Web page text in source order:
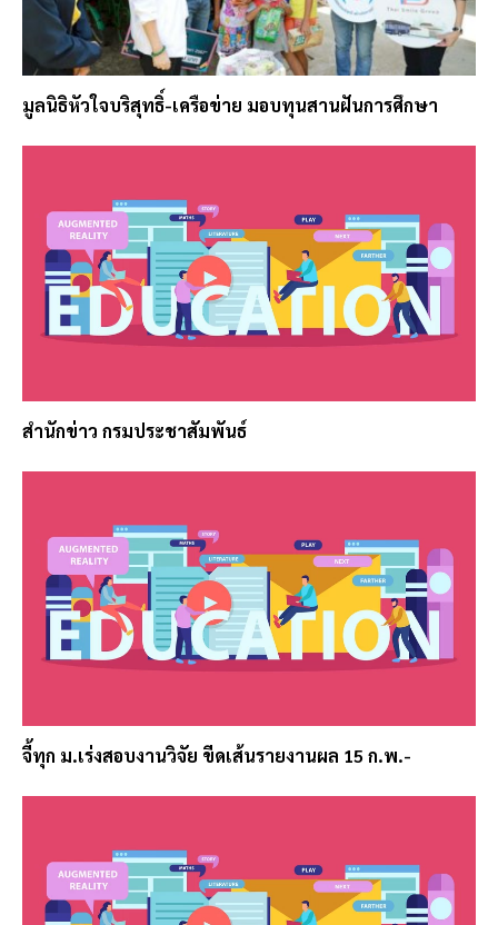
มูลนิธิหัวใจบริสุทธิ์-เครือข่าย มอบทุนสานฝันการศึกษา
สำนักข่าว กรมประชาสัมพันธ์
จี้ทุก ม.เร่งสอบงานวิจัย ขีดเส้นรายงานผล 15 ก.พ.-